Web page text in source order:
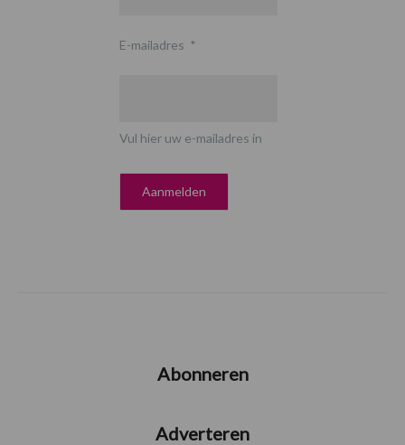
E-mailadres *
Vul hier uw e-mailadres in
Abonneren
Adverteren